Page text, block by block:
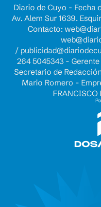
Diario de Cuyo - Fecha
Av. Alem Sur 1639.
Contacto:
/
264 5045343 -
Secretario de
Mario Romero -
FRANCISCO